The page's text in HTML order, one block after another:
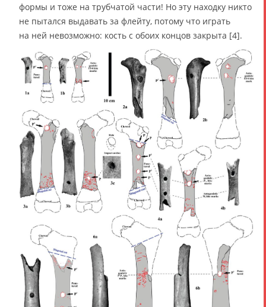
формы и тоже на трубчатой части! Но эту находку никто
не пытался выдавать за флейту, потому что играть
на ней невозможно: кость с обоих концов закрыта [4].